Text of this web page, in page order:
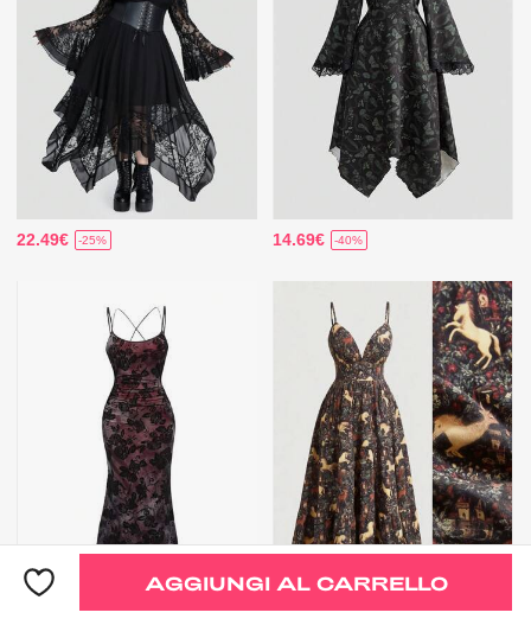
22.49€ -25% 14.69€ -40%
AGGIUNGI AL CARRELLO